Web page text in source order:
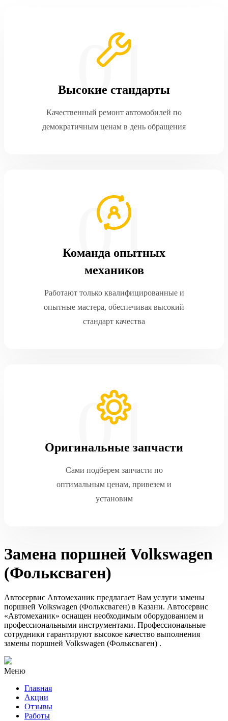
Высокие стандарты
Качественный ремонт автомобилей по
демократичным ценам в день обращения
Команда опытных
механиков
Работают только квалифицированные и
опытные мастера, обеспечивая высокий
стандарт качества
Оригинальные запчасти
Сами подберем запчасти по
оптимальным ценам, привезем и
установим
Замена поршней Volkswagen
(Фольксваген)
Автосервис Автомеханик предлагает Вам услуги замены
поршней Volkswagen (Фольксваген) в Казани. Автосервис
«Автомеханик» оснащен необходимым оборудованием и
профессиональными инструментами. Профессиональные
сотрудники гарантируют высокое качество выполнения
замены поршней Volkswagen (Фольксваген) .
Меню
Главная
Акции
Отзывы
Работы